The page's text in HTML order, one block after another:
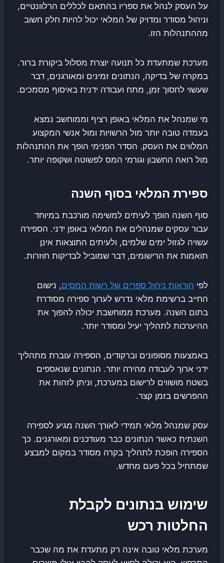
על העסק לנהל את ספריו בהתאם לכללים הרלוונטיים,
וניהול מסודר ומדויק של המלאי יכול להיות חלק חשוב
מההתנהלות הזו.
מערכת שמתעדת כל תנועה יוצרת מסלול ביקורת ברור.
במקרה של בדיקה, הנתונים זמינים ומאורגנים, דבר
שעשוי לחסוך זמן, מתח ועבודה ידנית באיסוף מסמכים.
מי שמנהל את המלאי באופן רציף וממוחשב נמצא
בעמדה טובה יותר מול הרשויות ומול אנשי המקצוע
המלווים את העסק. הסדר הפנימי הופך את ההתנהלות
מול רואה החשבון וגורמי המס לפשוטה ושקופה יותר.
ספירת המלאי בסוף השנה
סוף השנה הופך לעיתים למשימה מורכבת במיוחד
עבור עסקים שמנהלים את המלאי באופן ידני. הספירה
עשויה לגזול ימים שלמים, ולעיתים התוצאות אינן
תואמות את הרישומים, דבר שמוביל לבדיקות חוזרות.
לפי הוראות ניהול ספרים של רשות המסים, נישום
החייב ברשימת מלאי נדרש לערוך ספירה מסודרת
בתום השנה. מערכת ממוחשבת יכולה להפוך את
ההיערכות לתהליך יעיל ומסודר יותר.
באמצעות מסופונים וברקודים, הספירה עוברת מתהליך
ידני ארוך לעבודה מהירה יותר. הנתונים שנאספים
בשטח מושווים לרישום במערכת, וניתן לזהות את
ההפרשים בזמן קצר.
עסק שמנהל מלאי תמידי לאורך השנה מגיע לספירה
השנתית כאשר הנתונים כבר מעודכנים ומאורגנים. כך
הספירה הופכת לתהליך בקרה מסודר במקום למבצע
שמתחיל בכל פעם מחדש.
שימוש בנתונים לקבלת
החלטות רכש
מערכת מלאי טובה אינה רק מתעדת את מה שכבר